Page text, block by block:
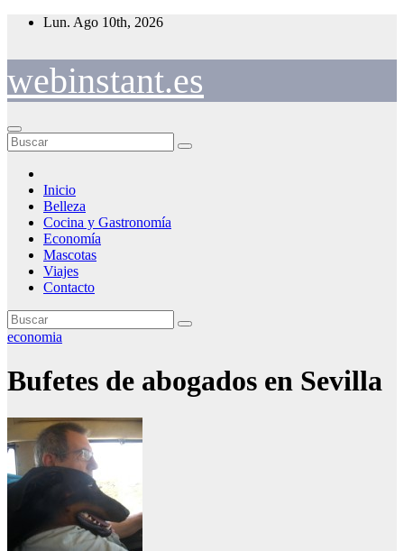
Saltar
Lun. Ago 10th, 2026
webinstant.es
Inicio
Belleza
Cocina y Gastronomía
Economía
Mascotas
Viajes
Contacto
economia
Bufetes de abogados en Sevilla